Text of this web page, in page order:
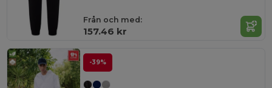
Från och med:
157.46 kr
-39%